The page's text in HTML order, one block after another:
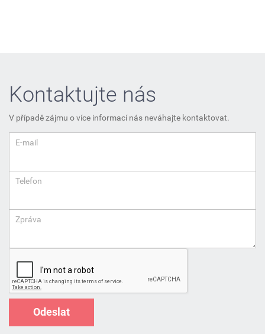
Kontaktujte nás
V případě zájmu o více informací nás neváhajte kontaktovat.
E-mail
Telefon
Zpráva
Odeslat